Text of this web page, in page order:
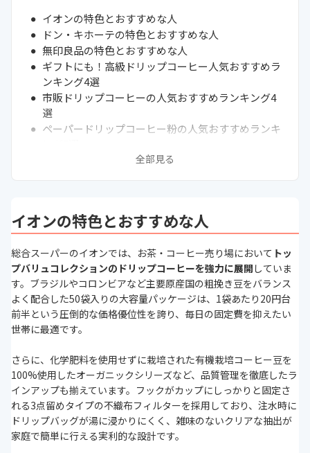
イオンの特色とおすすめな人
ドン・キホーテの特色とおすすめな人
無印良品の特色とおすすめな人
ギフトにも！高級ドリップコーヒー人気おすすめラ
ンキング4選
市販ドリップコーヒーの人気おすすめランキング4
選
ペーパードリップコーヒー粉の人気おすすめランキ
市販で買える！美味しいドリップコーヒーを作ろう
編集部おすすめ！ドリップコーヒーの選び方ガイド
焙煎の深さに伴う風味の差異
カフェイン量による摂取タイミングの考慮
消費量に応じた経済性の追求
原産地や生産背景への配慮
通販サイトの最新売れ筋ランキングもチェック！
ドリップコーヒー粉の入れ方のコツや注意点
を揃えて
コーヒーは10gで150ccが目安
人気ブログも参考においしいコーヒー粉を見つけよ
う
まとめ
次に読むべきコーヒーの関連記事はこちら
全部見る
イオンの特色とおすすめな人
総合スーパーのイオンでは、お茶・コーヒー売り場において トッ
プバリュコレクションのドリップコーヒーを強力に展開 していま
す。ブラジルやコロンビアなど主要原産国の粗挽き豆をバランス
よく配合した50袋入りの大容量パッケージは、1袋あたり20円台
前半という圧倒的な価格優位性を誇り、毎日の固定費を抑えたい
世帯に最適です。
さらに、化学肥料を使用せずに栽培された有機栽培コーヒー豆を
100%使用したオーガニックシリーズなど、品質管理を徹底したラ
インアップも揃えています。フックがカップにしっかりと固定さ
れる3点留めタイプの不織布フィルターを採用しており、注水時に
ドリップバッグが湯に浸かりにくく、雑味のないクリアな抽出が
家庭で簡単に行える実利的な設計です。